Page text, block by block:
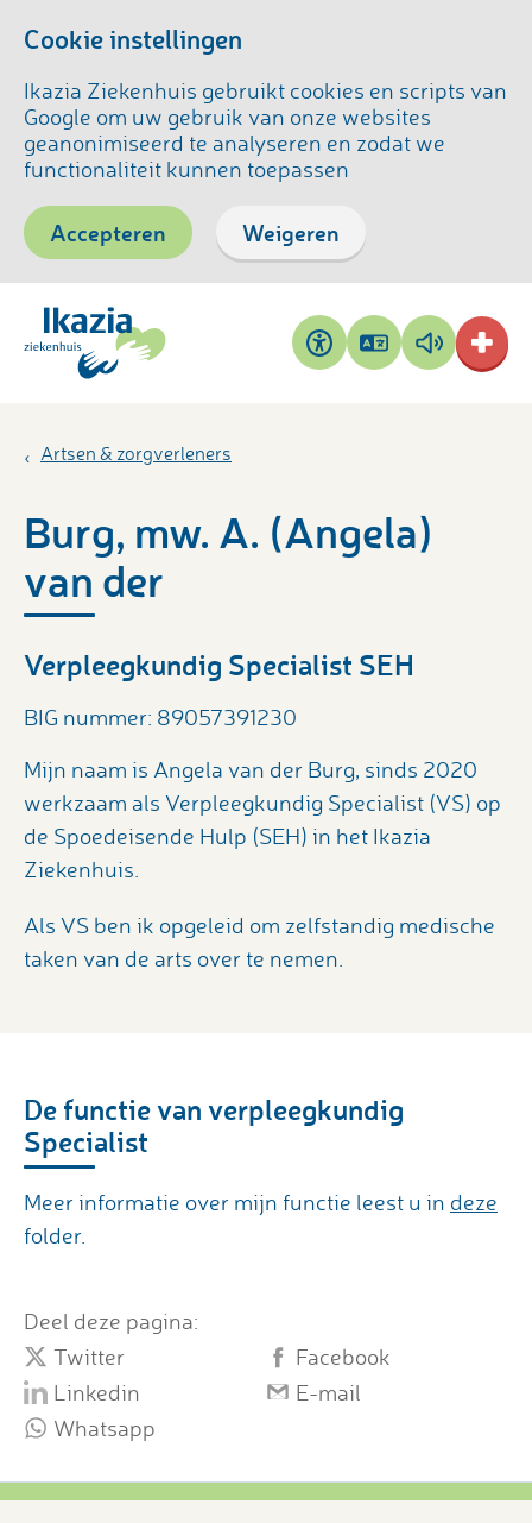
Cookie instellingen
Ikazia Ziekenhuis gebruikt cookies en scripts van
Google om uw gebruik van onze websites
geanonimiseerd te analyseren en zodat we
functionaliteit kunnen toepassen
Accepteren Weigeren
Toegankelijkheid
Pagina
vertalen
Pagina
voorlezen
Artsen & zorgverleners
Burg, mw. A. (Angela)
van der
Verpleegkundig Specialist SEH
BIG nummer: 89057391230
Mijn naam is Angela van der Burg, sinds 2020
werkzaam als Verpleegkundig Specialist (VS) op
de Spoedeisende Hulp (SEH) in het Ikazia
Ziekenhuis.
Als VS ben ik opgeleid om zelfstandig medische
taken van de arts over te nemen.
De functie van verpleegkundig
Specialist
Meer informatie over mijn functie leest u in deze
folder.
Deel deze pagina:
Twitter
Facebook
Linkedin
E-mail
Whatsapp